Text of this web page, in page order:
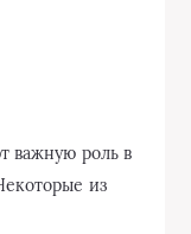
важную роль в
из